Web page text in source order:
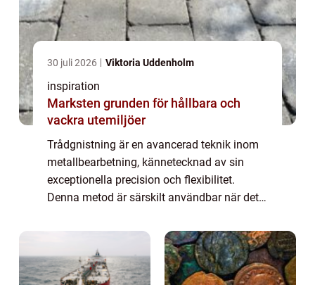
30 juli 2026 Viktoria Uddenholm
inspiration
Marksten grunden för hållbara och
vackra utemiljöer
Trådgnistning är en avancerad teknik inom
metallbearbetning, kännetecknad av sin
exceptionella precision och flexibilitet.
Denna metod är särskilt användbar när det
elektrisk...